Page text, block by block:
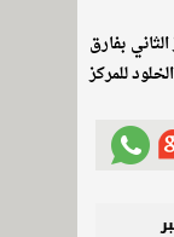
43 في المركز الثاني بفارق
للمركز